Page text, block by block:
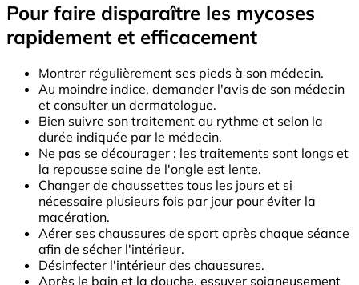
Pour faire disparaître les mycoses
rapidement et efficacement
Montrer régulièrement ses pieds à son médecin.
Au moindre indice, demander l'avis de son médecin
et consulter un dermatologue.
Bien suivre son traitement au rythme et selon la
durée indiquée par le médecin.
Ne pas se décourager : les traitements sont longs et
la repousse saine de l'ongle est lente.
Changer de chaussettes tous les jours et si
nécessaire plusieurs fois par jour pour éviter la
macération.
Aérer ses chaussures de sport après chaque séance
afin de sécher l'intérieur.
Désinfecter l'intérieur des chaussures.
Après le bain et la douche, essuyer soigneusement